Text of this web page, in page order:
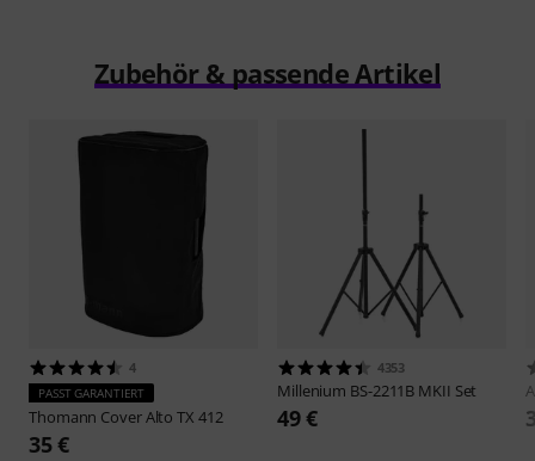
Zubehör & passende Artikel
4
PASST GARANTIERT
Thomann Cover Alto TX 412
35 €
4353
Millenium BS-2211B MKII Set
49 €